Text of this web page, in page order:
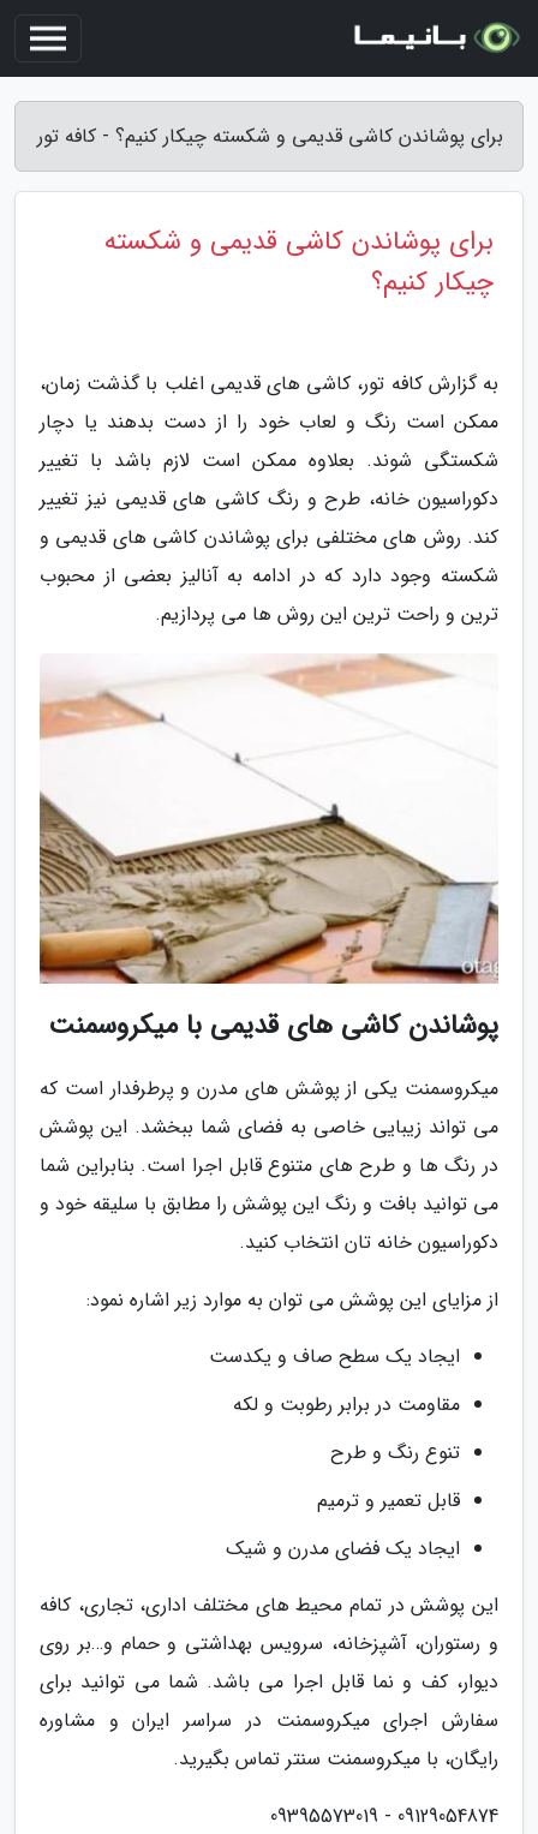
برای پوشاندن کاشی قدیمی و شکسته چیکار کنیم؟ - کافه تور
برای پوشاندن کاشی قدیمی و شکسته
چیکار کنیم؟
به گزارش کافه تور، کاشی های قدیمی اغلب با گذشت زمان،
ممکن است رنگ و لعاب خود را از دست بدهند یا دچار
شکستگی شوند. بعلاوه ممکن است لازم باشد با تغییر
دکوراسیون خانه، طرح و رنگ کاشی های قدیمی نیز تغییر
کند. روش های مختلفی برای پوشاندن کاشی های قدیمی و
شکسته وجود دارد که در ادامه به آنالیز بعضی از محبوب
ترین و راحت ترین این روش ها می پردازیم.
پوشاندن کاشی های قدیمی با میکروسمنت
میکروسمنت یکی از پوشش های مدرن و پرطرفدار است که
می تواند زیبایی خاصی به فضای شما ببخشد. این پوشش
در رنگ ها و طرح های متنوع قابل اجرا است. بنابراین شما
می توانید بافت و رنگ این پوشش را مطابق با سلیقه خود و
دکوراسیون خانه تان انتخاب کنید.
از مزایای این پوشش می توان به موارد زیر اشاره نمود:
ایجاد یک سطح صاف و یکدست
مقاومت در برابر رطوبت و لکه
تنوع رنگ و طرح
قابل تعمیر و ترمیم
ایجاد یک فضای مدرن و شیک
این پوشش در تمام محیط های مختلف اداری، تجاری، کافه
و رستوران، آشپزخانه، سرویس بهداشتی و حمام و…بر روی
دیوار، کف و نما قابل اجرا می باشد. شما می توانید برای
سفارش اجرای میکروسمنت در سراسر ایران و مشاوره
رایگان، با میکروسمنت سنتر تماس بگیرید.
09129054874 - 09395573019